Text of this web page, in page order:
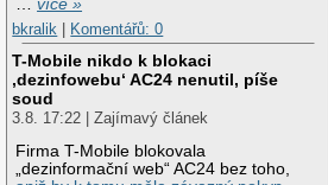
…více »
bkralik
Komentářů: 0
T-Mobile nikdo k blokaci
‚dezinfowebu‘ AC24 nenutil, píše
soud
3.8. 17:22 | Zajímavý článek
Firma T-Mobile blokovala
„dezinformační web“ AC24 bez toho,